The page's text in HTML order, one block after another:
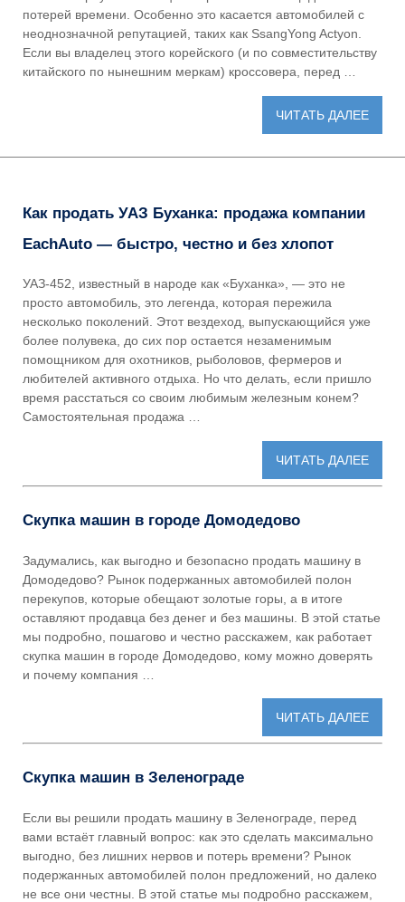
потерей времени. Особенно это касается автомобилей с
неоднозначной репутацией, таких как SsangYong Actyon.
Если вы владелец этого корейского (и по совместительству
китайского по нынешним меркам) кроссовера, перед …
ЧИТАТЬ ДАЛЕЕ
Как продать УАЗ Буханка: продажа компании
EachAuto — быстро, честно и без хлопот
УАЗ-452, известный в народе как «Буханка», — это не
просто автомобиль, это легенда, которая пережила
несколько поколений. Этот вездеход, выпускающийся уже
более полувека, до сих пор остается незаменимым
помощником для охотников, рыболовов, фермеров и
любителей активного отдыха. Но что делать, если пришло
время расстаться со своим любимым железным конем?
Самостоятельная продажа …
ЧИТАТЬ ДАЛЕЕ
Скупка машин в городе Домодедово
Задумались, как выгодно и безопасно продать машину в
Домодедово? Рынок подержанных автомобилей полон
перекупов, которые обещают золотые горы, а в итоге
оставляют продавца без денег и без машины. В этой статье
мы подробно, пошагово и честно расскажем, как работает
скупка машин в городе Домодедово, кому можно доверять
и почему компания …
ЧИТАТЬ ДАЛЕЕ
Скупка машин в Зеленограде
Если вы решили продать машину в Зеленограде, перед
вами встаёт главный вопрос: как это сделать максимально
выгодно, без лишних нервов и потерь времени? Рынок
подержанных автомобилей полон предложений, но далеко
не все они честны. В этой статье мы подробно расскажем,